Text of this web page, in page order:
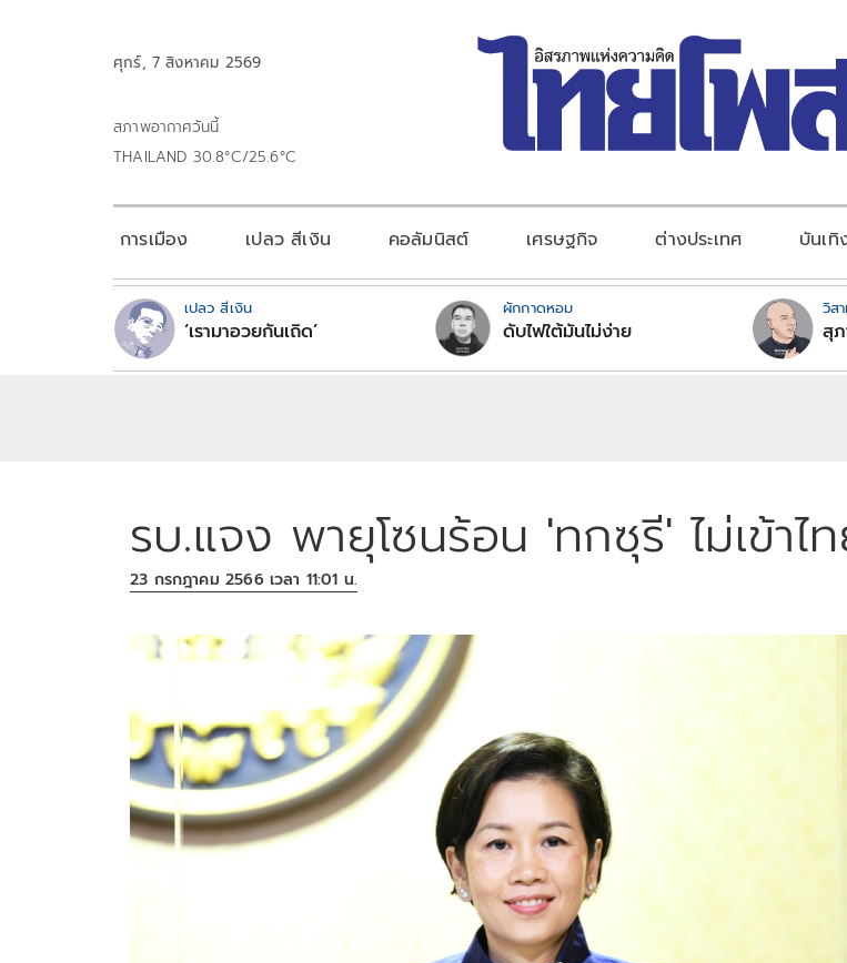
ศุกร์, 7 สิงหาคม 2569
สภาพอากาศวันนี้
THAILAND 30.8°C/25.6°C
การเมือง เปลว สีเงิน คอลัมนิสต์ เศรษฐกิจ ต่างประเทศ บันเทิ
เปลว สีเงิน
‘เรามาอวยกันเถิด’
ผักกาดหอม
ดับไฟใต้มันไม่ง่าย
วิส
สุ
รบ.แจง พายุโซนร้อน 'ทกซุรี' ไม่เข้าไ
23 กรกฎาคม 2566 เวลา 11:01 น.